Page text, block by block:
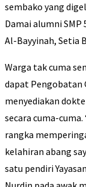
sembako yang
Damai alumni SMP
Al-Bayyinah, Setia
Warga tak cuma
dapat Pengobatan
menyediakan
secara cuma-
rangka
kelahiran abang
satu pendiri